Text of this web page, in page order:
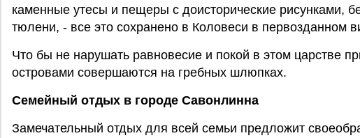
каменные утесы и пещеры с доисторические рисунками,
тюлени, - все это сохранено в Коловеси в первозданном
Что бы не нарушать равновесие и покой в этом царстве
островами совершаются на гребных шлюпках.
Семейный отдых в городе Савонлинна
Замечательный отдых для всей семьи предложит